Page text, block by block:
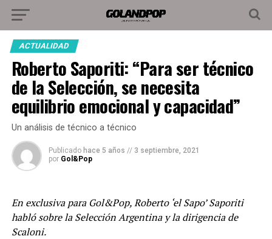
ACTUALIDAD
Roberto Saporiti: “Para ser técnico
de la Selección, se necesita
equilibrio emocional y capacidad”
Un análisis de técnico a técnico
Publicado hace 5 años // 3 septiembre, 2021
por Gol&Pop
En exclusiva para Gol&Pop, Roberto ‘el Sapo’ Saporiti
habló sobre la Selección Argentina y la dirigencia de
Scaloni.